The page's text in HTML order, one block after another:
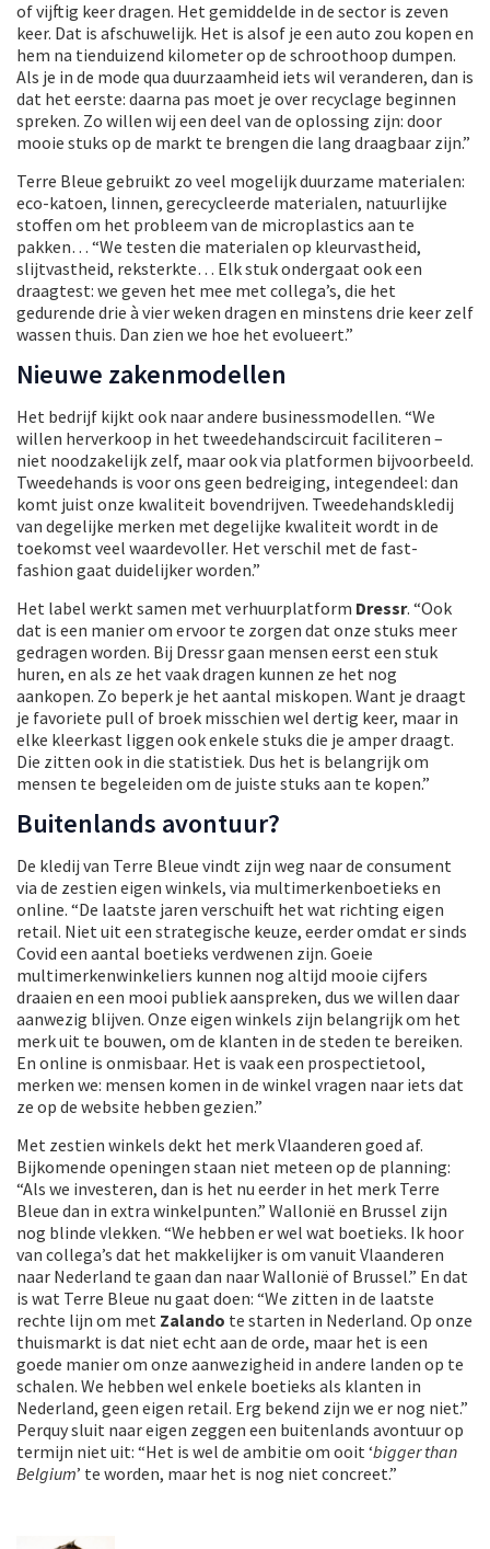
of vijftig keer dragen. Het gemiddelde in de sector is zeven
keer. Dat is afschuwelijk. Het is alsof je een auto zou kopen en
hem na tienduizend kilometer op de schroothoop dumpen.
Als je in de mode qua duurzaamheid iets wil veranderen, dan is
dat het eerste: daarna pas moet je over recyclage beginnen
spreken. Zo willen wij een deel van de oplossing zijn: door
mooie stuks op de markt te brengen die lang draagbaar zijn.”
Terre Bleue gebruikt zo veel mogelijk duurzame materialen:
eco-katoen, linnen, gerecycleerde materialen, natuurlijke
stoffen om het probleem van de microplastics aan te
pakken… “We testen die materialen op kleurvastheid,
slijtvastheid, reksterkte… Elk stuk ondergaat ook een
draagtest: we geven het mee met collega’s, die het
gedurende drie à vier weken dragen en minstens drie keer zelf
wassen thuis. Dan zien we hoe het evolueert.”
Nieuwe zakenmodellen
Het bedrijf kijkt ook naar andere businessmodellen. “We
willen herverkoop in het tweedehandscircuit faciliteren –
niet noodzakelijk zelf, maar ook via platformen bijvoorbeeld.
Tweedehands is voor ons geen bedreiging, integendeel: dan
komt juist onze kwaliteit bovendrijven. Tweedehandskledij
van degelijke merken met degelijke kwaliteit wordt in de
toekomst veel waardevoller. Het verschil met de fast-
fashion gaat duidelijker worden.”
Het label werkt samen met verhuurplatform Dressr. “Ook
dat is een manier om ervoor te zorgen dat onze stuks meer
gedragen worden. Bij Dressr gaan mensen eerst een stuk
huren, en als ze het vaak dragen kunnen ze het nog
aankopen. Zo beperk je het aantal miskopen. Want je draagt
je favoriete pull of broek misschien wel dertig keer, maar in
elke kleerkast liggen ook enkele stuks die je amper draagt.
Die zitten ook in die statistiek. Dus het is belangrijk om
mensen te begeleiden om de juiste stuks aan te kopen.”
Buitenlands avontuur?
De kledij van Terre Bleue vindt zijn weg naar de consument
via de zestien eigen winkels, via multimerkenboetieks en
online. “De laatste jaren verschuift het wat richting eigen
retail. Niet uit een strategische keuze, eerder omdat er sinds
Covid een aantal boetieks verdwenen zijn. Goeie
multimerkenwinkeliers kunnen nog altijd mooie cijfers
draaien en een mooi publiek aanspreken, dus we willen daar
aanwezig blijven. Onze eigen winkels zijn belangrijk om het
merk uit te bouwen, om de klanten in de steden te bereiken.
En online is onmisbaar. Het is vaak een prospectietool,
merken we: mensen komen in de winkel vragen naar iets dat
ze op de website hebben gezien.”
Met zestien winkels dekt het merk Vlaanderen goed af.
Bijkomende openingen staan niet meteen op de planning:
“Als we investeren, dan is het nu eerder in het merk Terre
Bleue dan in extra winkelpunten.” Wallonië en Brussel zijn
nog blinde vlekken. “We hebben er wel wat boetieks. Ik hoor
van collega’s dat het makkelijker is om vanuit Vlaanderen
naar Nederland te gaan dan naar Wallonië of Brussel.” En dat
is wat Terre Bleue nu gaat doen: “We zitten in de laatste
rechte lijn om met Zalando te starten in Nederland. Op onze
thuismarkt is dat niet echt aan de orde, maar het is een
goede manier om onze aanwezigheid in andere landen op te
schalen. We hebben wel enkele boetieks als klanten in
Nederland, geen eigen retail. Erg bekend zijn we er nog niet.”
Perquy sluit naar eigen zeggen een buitenlands avontuur op
termijn niet uit: “Het is wel de ambitie om ooit ‘bigger than
Belgium’ te worden, maar het is nog niet concreet.”